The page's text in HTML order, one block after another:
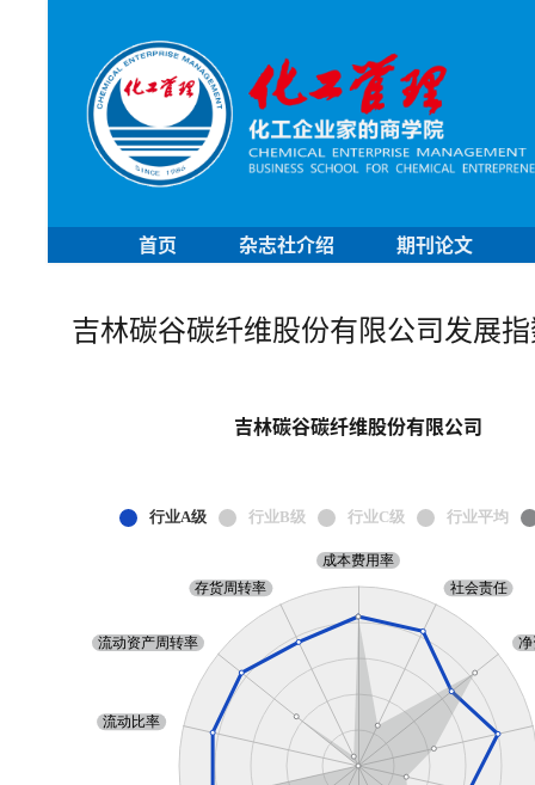
首页 杂志社介绍 期刊论文
吉林碳谷碳纤维股份有限公司发展
吉林碳谷碳纤维股份有限公司